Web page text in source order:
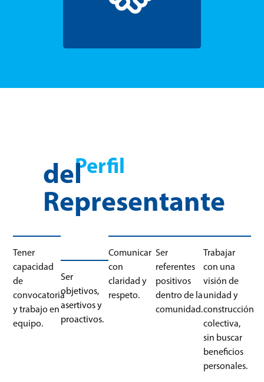
Perfil
del
Representante
Tener
capacidad
de
convocatoria
y trabajo en
equipo.
Ser
objetivos,
asertivos y
proactivos.
Comunicar
con
claridad y
respeto.
Ser
referentes
positivos
dentro de la
comunidad.
Trabajar
con una
visión de
unidad y
construcción
colectiva,
sin buscar
beneficios
personales.